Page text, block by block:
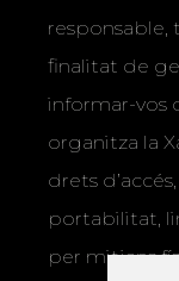
responsable,
finalitat de
informar-vos
organitza la
drets
portabilitat,
per mitjans